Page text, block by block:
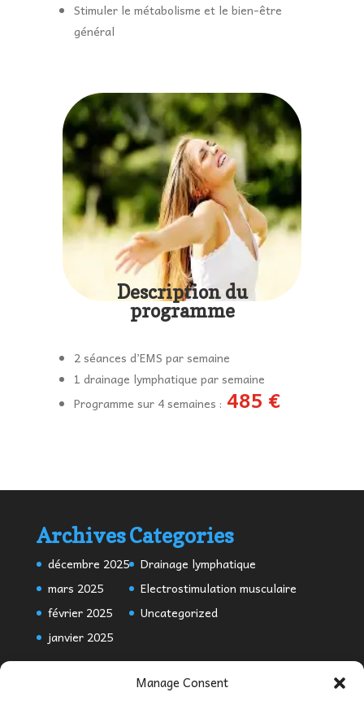
Manage Consent
Stimuler le métabolisme et le bien-être
général
Description du
programme
2 séances d’EMS par semaine
1 drainage lymphatique par semaine
Programme sur 4 semaines : 485 €
Archives
décembre 2025
mars 2025
février 2025
janvier 2025
Categories
Drainage lymphatique
Electrostimulation musculaire
Uncategorized